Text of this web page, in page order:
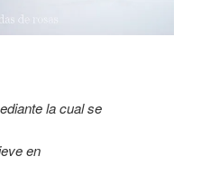
la cual se
en